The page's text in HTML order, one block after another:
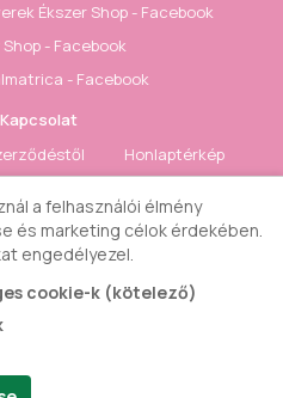
Ékszer Shop - Facebook
- Facebook
- Facebook
Kapcsolat
Honlaptérkép
gyerek ékszerek
a felhasználói élmény
és marketing célok érdekében.
engedélyezel.
cookie-k (kötelező)